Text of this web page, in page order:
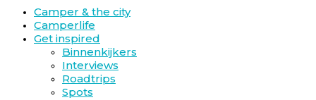
Camper & the city
Camperlife
Get inspired
Binnenkijkers
Interviews
Roadtrips
Spots